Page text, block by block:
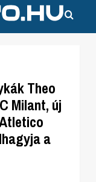
Theo
Milant, új
a